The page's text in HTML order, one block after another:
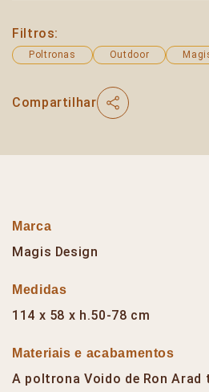
Filtros:
Poltronas Outdoor
Compartilhar
Marca
Magis Design
Medidas
114 x 58 x h.50-78 cm
Materiais e acabamentos
A poltrona Voido de Ron Arad